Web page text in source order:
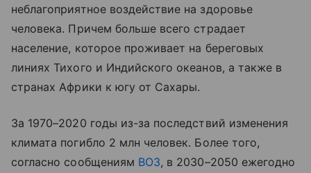
неблагоприятное воздействие на здоровье
человека. Причем больше всего страдает
население, которое проживает на береговых
линиях Тихого и Индийского океанов, а также в
странах Африки к югу от Сахары.
За 1970–2020 годы из-за последствий изменения
климата погибло 2 млн человек. Более того,
согласно сообщениям ВОЗ, в 2030–2050 ежегодно